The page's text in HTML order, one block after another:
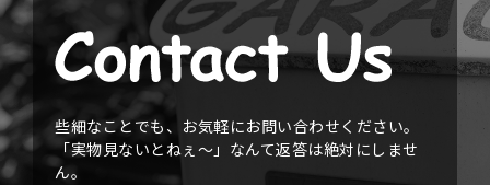
些細なことでも、お気軽にお問い合わせください。
「実物見ないとねぇ〜」なんて返答は絶対にしませ
ん。